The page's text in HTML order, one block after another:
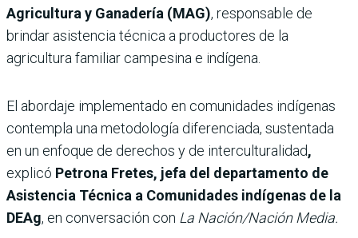
Agricultura y Ganadería (MAG), responsable de
brindar asistencia técnica a productores de la
agricultura familiar campesina e indígena.
El abordaje implementado en comunidades indígenas
contempla una metodología diferenciada, sustentada
en un enfoque de derechos y de interculturalidad,
explicó Petrona Fretes, jefa del departamento de
Asistencia Técnica a Comunidades indígenas de la
DEAg, en conversación con La Nación/Nación Media.